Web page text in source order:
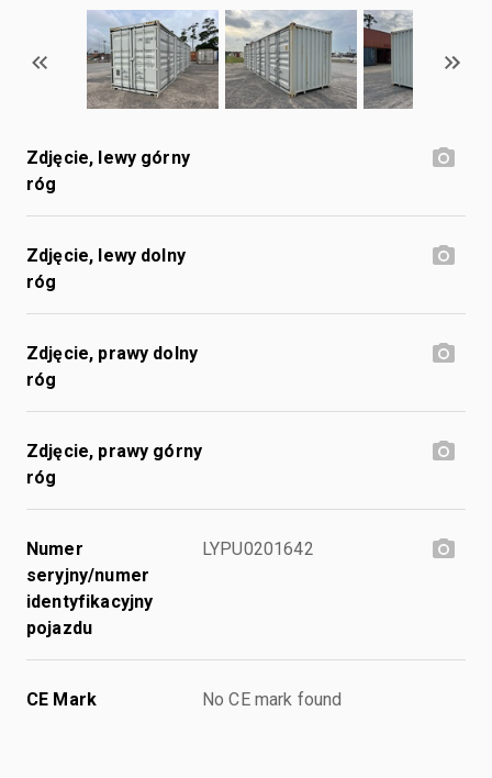
Zdjęcie, lewy górny
róg
Zdjęcie, lewy dolny
róg
Zdjęcie, prawy dolny
róg
Zdjęcie, prawy górny
róg
Numer
seryjny/numer
identyfikacyjny
pojazdu
LYPU0201642
CE Mark No CE mark found